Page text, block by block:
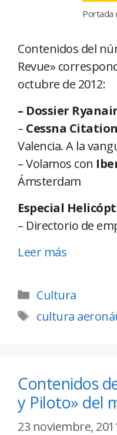
Portada
Contenidos del
Revue»
octubre de 2012:
– Dossier Ryanair
– Cessna
Valencia. A la
– Volamos con
Ámsterdam
Especial
– Directorio de
Leer más
Cultura
cultura
Contenidos
y Piloto» del
23 noviembre,